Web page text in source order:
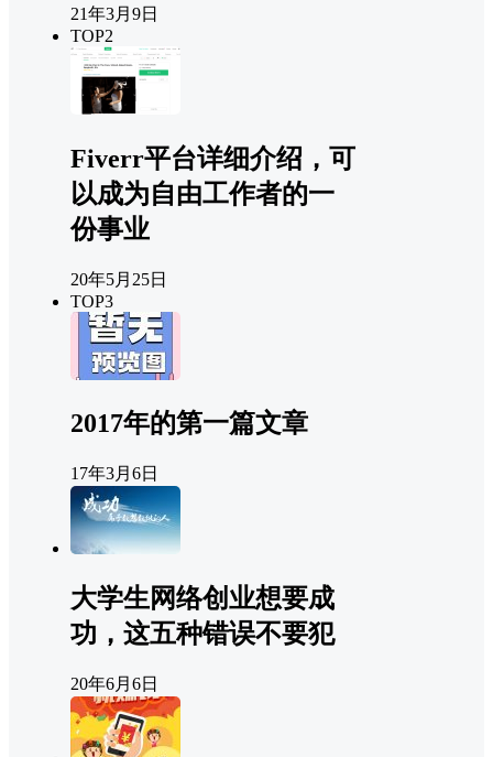
21年3月9日
TOP2
Fiverr平台详细介绍，可
以成为自由工作者的一
份事业
20年5月25日
TOP3
2017年的第一篇文章
17年3月6日
大学生网络创业想要成
功，这五种错误不要犯
20年6月6日